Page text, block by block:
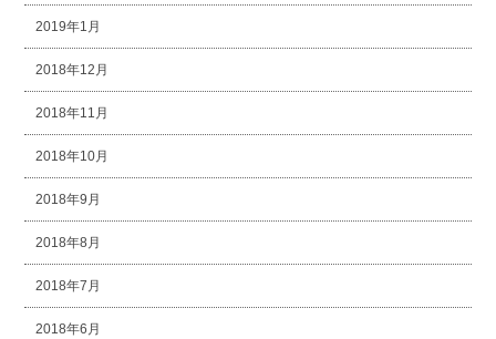
2019年1月
2018年12月
2018年11月
2018年10月
2018年9月
2018年8月
2018年7月
2018年6月